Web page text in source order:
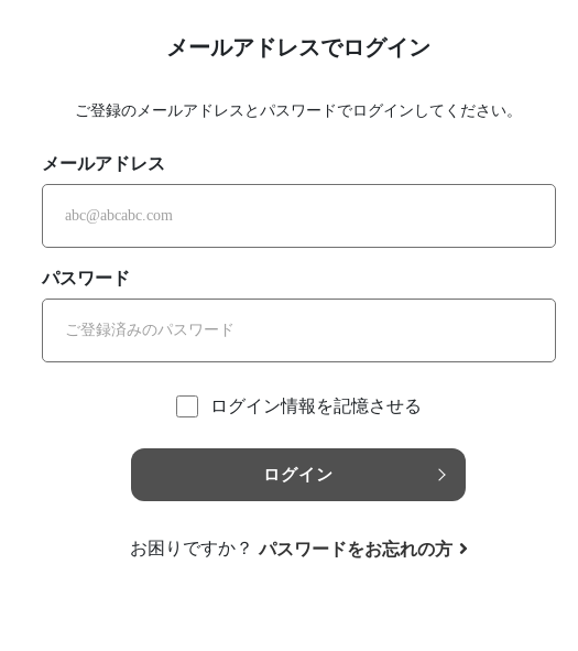
メールアドレスでログイン
ご登録のメールアドレスとパスワードでログインしてください。
メールアドレス
パスワード
ログイン情報を記憶させる
ログイン
お困りですか？ パスワードをお忘れの方